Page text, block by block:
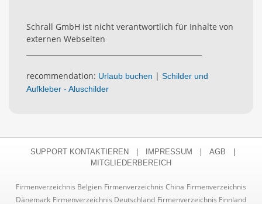
Schrall GmbH ist nicht verantwortlich für Inhalte von
externen Webseiten
recommendation: Urlaub buchen | Schilder und
Aufkleber - Aluschilder
SUPPORT KONTAKTIEREN | IMPRESSUM | AGB |
MITGLIEDERBEREICH
Firmenverzeichnis Belgien Firmenverzeichnis China Firmenverzeichnis
Dänemark Firmenverzeichnis Deutschland Firmenverzeichnis Finnland